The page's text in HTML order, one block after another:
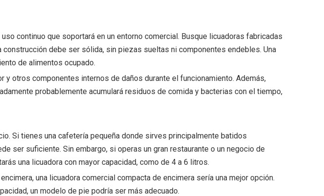
continuo que soportará en un entorno comercial. Busque licuadoras fabricadas
debe ser sólida, sin piezas sueltas ni componentes endebles. Una
de alimentos ocupado.
otros componentes internos de daños durante el funcionamiento. Además,
probablemente acumulará residuos de comida y bacterias con el tiempo,
Si tienes una cafetería pequeña donde sirves principalmente batidos
ser suficiente. Sin embargo, si operas un gran restaurante o un negocio de
una licuadora con mayor capacidad, como de 4 a 6 litros.
una licuadora comercial compacta de encimera sería una mejor opción.
un modelo de pie podría ser más adecuado.